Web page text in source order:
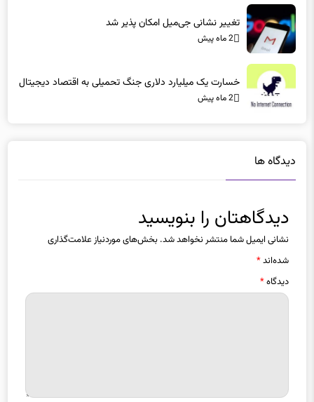
تغییر نشانی جی‌میل امکان پذیر شد
2 ماه پیش
خسارت یک میلیارد دلاری جنگ تحمیلی به اقتصاد دیجیتال
2 ماه پیش
دیدگاه ها
دیدگاهتان را بنویسید
نشانی ایمیل شما منتشر نخواهد شد. بخش‌های موردنیاز علامت‌گذاری
شده‌اند*
دیدگاه*